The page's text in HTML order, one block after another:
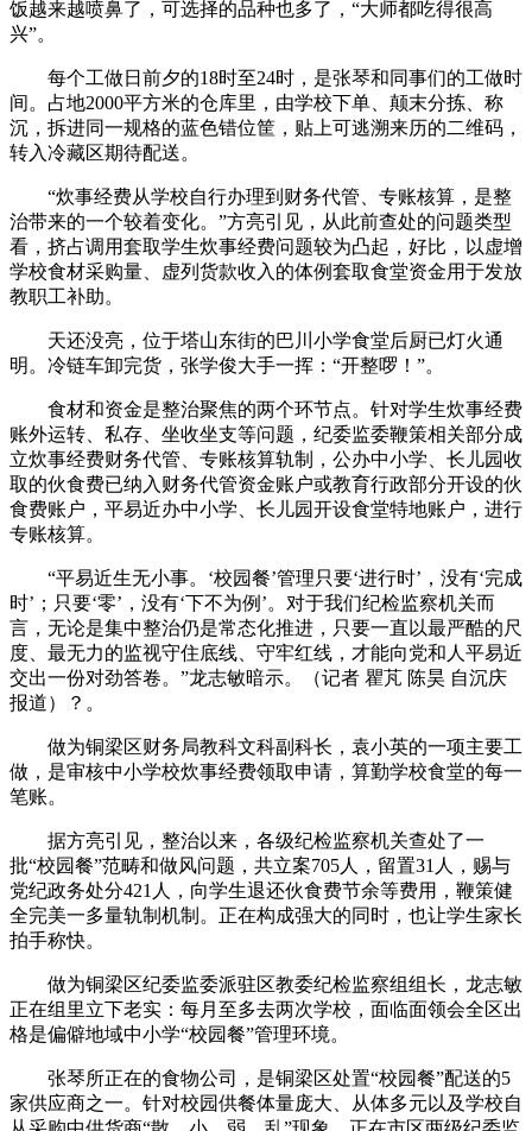
饭越来越喷鼻了，可选择的品种也多了，“大师都吃得很高
兴”。
每个工做日前夕的18时至24时，是张琴和同事们的工做时
间。占地2000平方米的仓库里，由学校下单、颠末分拣、称
沉，拆进同一规格的蓝色错位筐，贴上可逃溯来历的二维码，
转入冷藏区期待配送。
“炊事经费从学校自行办理到财务代管、专账核算，是整
治带来的一个较着变化。”方亮引见，从此前查处的问题类型
看，挤占调用套取学生炊事经费问题较为凸起，好比，以虚增
学校食材采购量、虚列货款收入的体例套取食堂资金用于发放
教职工补助。
天还没亮，位于塔山东街的巴川小学食堂后厨已灯火通
明。冷链车卸完货，张学俊大手一挥：“开整啰！”。
食材和资金是整治聚焦的两个环节点。针对学生炊事经费
账外运转、私存、坐收坐支等问题，纪委监委鞭策相关部分成
立炊事经费财务代管、专账核算轨制，公办中小学、长儿园收
取的伙食费已纳入财务代管资金账户或教育行政部分开设的伙
食费账户，平易近办中小学、长儿园开设食堂特地账户，进行
专账核算。
“平易近生无小事。‘校园餐’管理只要‘进行时’，没有‘完成
时’；只要‘零’，没有‘下不为例’。对于我们纪检监察机关而
言，无论是集中整治仍是常态化推进，只要一直以最严酷的尺
度、最无力的监视守住底线、守牢红线，才能向党和人平易近
交出一份对劲答卷。”龙志敏暗示。（记者 瞿芃 陈昊 自沉庆
报道）？。
做为铜梁区财务局教科文科副科长，袁小英的一项主要工
做，是审核中小学校炊事经费领取申请，算勤学校食堂的每一
笔账。
据方亮引见，整治以来，各级纪检监察机关查处了一
批“校园餐”范畴和做风问题，共立案705人，留置31人，赐与
党纪政务处分421人，向学生退还伙食费节余等费用，鞭策健
全完美一多量轨制机制。正在构成强大的同时，也让学生家长
拍手称快。
做为铜梁区纪委监委派驻区教委纪检监察组组长，龙志敏
正在组里立下老实：每月至多去两次学校，面临面领会全区出
格是偏僻地域中小学“校园餐”管理环境。
张琴所正在的食物公司，是铜梁区处置“校园餐”配送的5
家供应商之一。针对校园供餐体量庞大、从体多元以及学校自